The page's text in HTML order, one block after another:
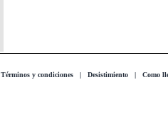
Términos y condiciones | Desistimiento | Como